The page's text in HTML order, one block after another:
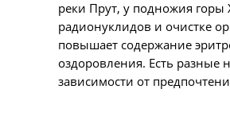
реки Прут, у подножия
радионуклидов и очистке
повышает содержание
оздоровления. Есть разные
зависимости от